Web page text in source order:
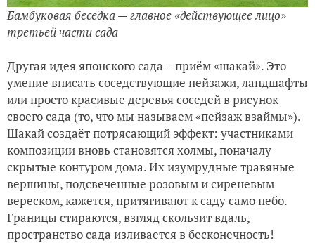
Бамбуковая беседка — главное «действующее лицо»
третьей части сада
Другая идея японского сада – приём «шакай». Это
умение вписать соседствующие пейзажи, ландшафты
или просто красивые деревья соседей в рисунок
своего сада (то, что мы называем «пейзаж взаймы»).
Шакай создаёт потрясающий эффект: участниками
композиции вновь становятся холмы, поначалу
скрытые контуром дома. Их изумрудные травяные
вершины, подсвеченные розовым и сиреневым
вереском, кажется, притягивают к саду само небо.
Границы стираются, взгляд скользит вдаль,
пространство сада изливается в бесконечность!